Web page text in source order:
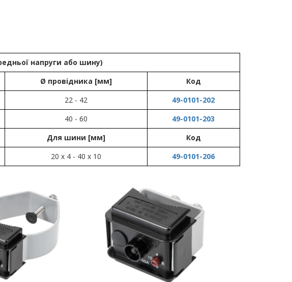
напруги або шину)
Ø провідника [мм]
Код
22 - 42
49-0101-202
40 - 60
49-0101-203
Для шини [мм]
Код
20 х 4 - 40 х 10 49-0101-206